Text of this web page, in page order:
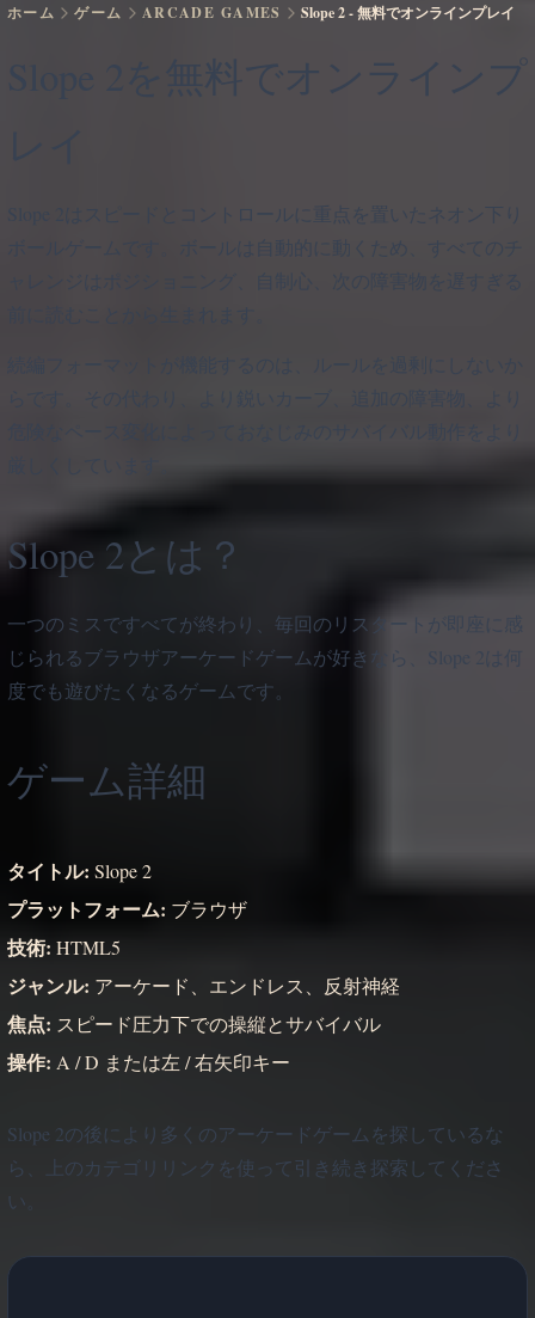
ホーム ゲーム ARCADE GAMES Slope 2 - 無料でオンラインプレイ
Slope 2を無料でオンラインプ
Slope 2はスピードとコントロールに重点を置いたネオン下り
ボールゲームです。ボールは自動的に動くため、すべてのチ
Slope 2とは？
一つのミスですべてが終わり、毎回のリスタートが即座に感
じられるブラウザアーケードゲームが好きなら、Slope 2は何
度でも遊びたくなるゲームです。
ゲーム詳細
タイトル: Slope 2
プラットフォーム: ブラウザ
技術: HTML5
ジャンル: アーケード、エンドレス、反射神経
焦点: スピード圧力下での操縦とサバイバル
操作: A / D または左 / 右矢印キー
Slope 2の後により多くのアーケードゲームを探しているな
ら、上のカテゴリリンクを使って引き続き探索してくださ
い。